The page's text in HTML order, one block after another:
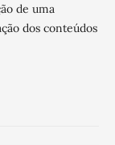
de uma
dos conteúdos